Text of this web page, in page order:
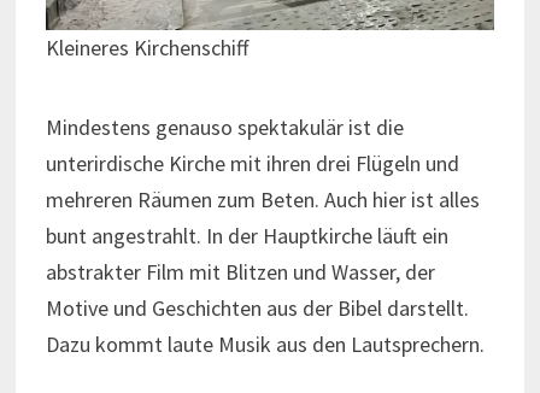
Kleineres Kirchenschiff
Mindestens genauso spektakulär ist die
unterirdische Kirche mit ihren drei Flügeln und
mehreren Räumen zum Beten. Auch hier ist alles
bunt angestrahlt. In der Hauptkirche läuft ein
abstrakter Film mit Blitzen und Wasser, der
Motive und Geschichten aus der Bibel darstellt.
Dazu kommt laute Musik aus den Lautsprechern.